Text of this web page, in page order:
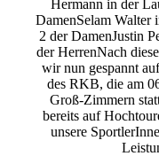
Hermann in der
DamenSelam Walter
2 der DamenJustin
der HerrenNach
wir nun gespannt
des RKB, die am
Groß-Zimmern
bereits auf
unsere